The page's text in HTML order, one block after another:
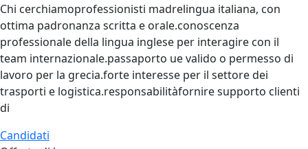
Chi cerchiamoprofessionisti madrelingua italiana, con
ottima padronanza scritta e orale.conoscenza
professionale della lingua inglese per interagire con il
team internazionale.passaporto ue valido o permesso di
lavoro per la grecia.forte interesse per il settore dei
trasporti e logistica.responsabilitàfornire supporto clienti
di
Candidati